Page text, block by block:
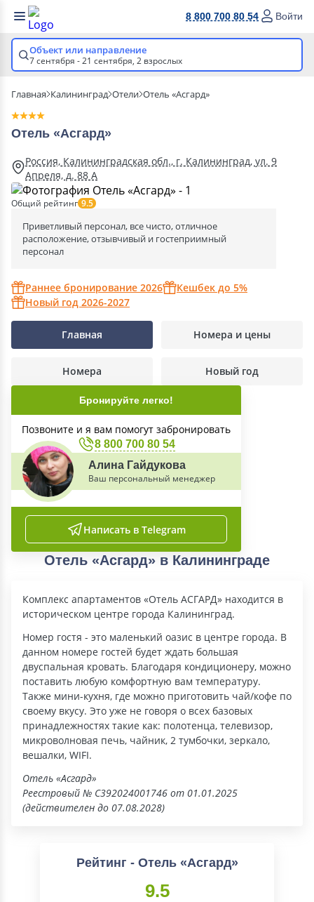
8 800 700 80 54 Войти
Объект или направление
7 сентября - 21 сентября, 2 взрослых
Главная Калининград Отели Отель «Асгард»
Отель «Асгард»
Россия, Калининградская обл., г. Калининград, ул. 9
Апреля, д. 88 А
Общий рейтинг 9.5
Приветливый персонал, все чисто, отличное
расположение, отзывчивый и гостеприимный
персонал
Раннее бронирование 2026
Кешбек до 5%
Новый год 2026-2027
Главная Номера и цены
Номера Новый год
Бронируйте легко!
Позвоните и я вам помогут забронировать
8 800 700 80 54
Алина Гайдукова
Ваш персональный менеджер
Написать в Telegram
Отель «Асгард» в Калининграде
Комплекс апартаментов «Отель АСГАРД» находится в
историческом центре города Калининград.
Номер гостя - это маленький оазис в центре города. В
данном номере гостей будет ждать большая
двуспальная кровать. Благодаря кондиционеру, можно
поставить любую комфортную вам температуру.
Также мини-кухня, где можно приготовить чай/кофе по
своему вкусу. Это уже не говоря о всех базовых
принадлежностях такие как: полотенца, телевизор,
микроволновая печь, чайник, 2 тумбочки, зеркало,
вешалки, WIFI.
Отель «Асгард»
Реестровый № С392024001746 от 01.01.2025
(действителен до 07.08.2028)
Рейтинг - Отель «Асгард»
9.5